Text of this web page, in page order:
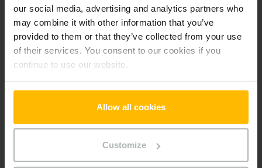
our social media, advertising and analytics partners who
may combine it with other information that you’ve
provided to them or that they’ve collected from your use
of their services. You consent to our cookies if you
continue to use our website.
Allow all cookies
Customize
Der folgende Abschnitt bietet eine umfassende
Zusammenfassung der technischen Spezifikationen und
Ausstattungen des Fahrzeugs.
Technische Daten
Ladegerät Ja, 24 V / 15 A
2025